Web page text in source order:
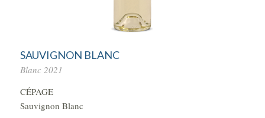
SAUVIGNON BLANC
Blanc 2021
CÉPAGE
Sauvignon Blanc